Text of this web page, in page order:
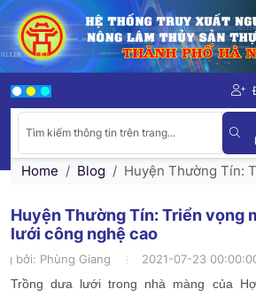
Home Blog Huyện Thường Tín:
Huyện Thường Tín: Triển vọng
lưới công nghệ cao
bởi: Phùng Giang 2021-07-23
Trồng dưa lưới trong nhà màng của